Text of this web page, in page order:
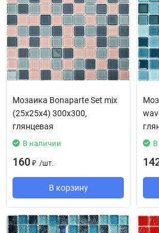
Мозаика Bonaparte Set mix
(25х25х4) 300х300,
глянцевая
В наличии
160 ₽ /шт.
В корзину